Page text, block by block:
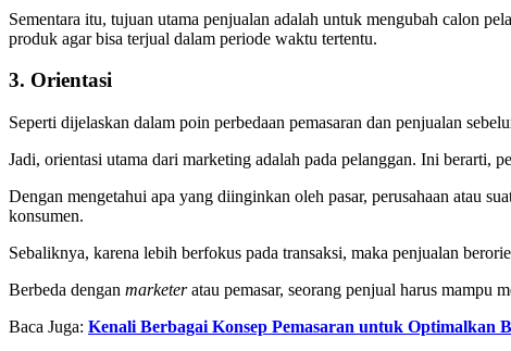
Sementara itu, tujuan utama penjualan adalah untuk mengubah calon
produk agar bisa terjual dalam periode waktu tertentu.
3. Orientasi
Seperti dijelaskan dalam poin perbedaan pemasaran dan penjualan
Jadi, orientasi utama dari marketing adalah pada pelanggan. Ini berarti,
Dengan mengetahui apa yang diinginkan oleh pasar, perusahaan atau
konsumen.
Sebaliknya, karena lebih berfokus pada transaksi, maka penjualan
Berbeda dengan marketeratau pemasar, seorang penjual harus mampu
Baca Juga: Kenali Berbagai Konsep Pemasaran untuk Optimalkan